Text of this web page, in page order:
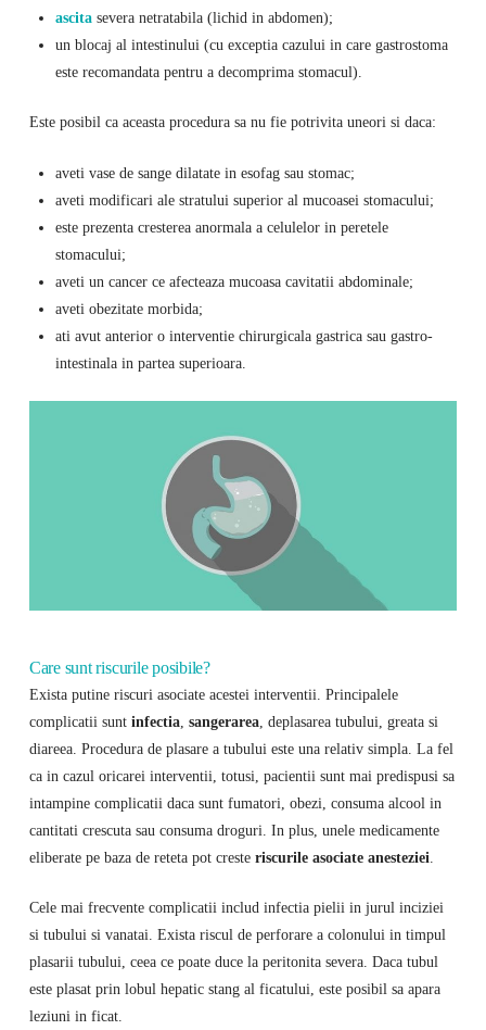
ascitasevera netratabila (lichid in abdomen);
un blocaj al intestinului (cu exceptia cazului in care gastrostoma
este recomandata pentru a decomprima stomacul).
Este posibil ca aceasta procedura sa nu fie potrivita uneori si daca:
aveti vase de sange dilatate in esofag sau stomac;
aveti modificari ale stratului superior al mucoasei stomacului;
este prezenta cresterea anormala a celulelor in peretele
stomacului;
aveti un cancer ce afecteaza mucoasa cavitatii abdominale;
aveti obezitate morbida;
ati avut anterior o interventie chirurgicala gastrica sau gastro-
intestinala in partea superioara.
Care sunt riscurile posibile?
Exista putine riscuri asociate acestei interventii. Principalele
complicatii sunt infectia, sangerarea, deplasarea tubului, greata si
diareea. Procedura de plasare a tubului este una relativ simpla. La fel
ca in cazul oricarei interventii, totusi, pacientii sunt mai predispusi sa
intampine complicatii daca sunt fumatori, obezi, consuma alcool in
cantitati crescuta sau consuma droguri. In plus, unele medicamente
eliberate pe baza de reteta pot cresteriscurile asociate anesteziei
Cele mai frecvente complicatii includ infectia pielii in jurul inciziei
si tubului si vanatai. Exista riscul de perforare a colonului in timpul
plasarii tubului, ceea ce poate duce la peritonita severa. Daca tubul
este plasat prin lobul hepatic stang al ficatului, este posibil sa apara
leziuni in ficat.